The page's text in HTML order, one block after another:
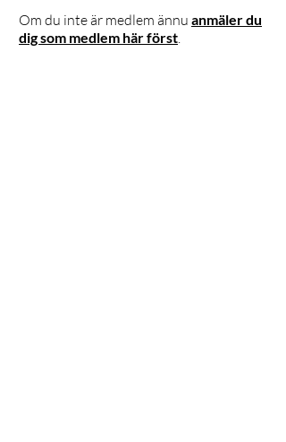
Om du inte är medlem ännu anmäler du
dig som medlem här först.